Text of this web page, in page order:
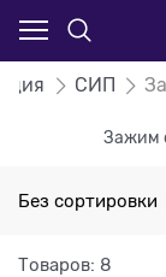
СИП
Зажим
Без сортировки
Товаров: 8